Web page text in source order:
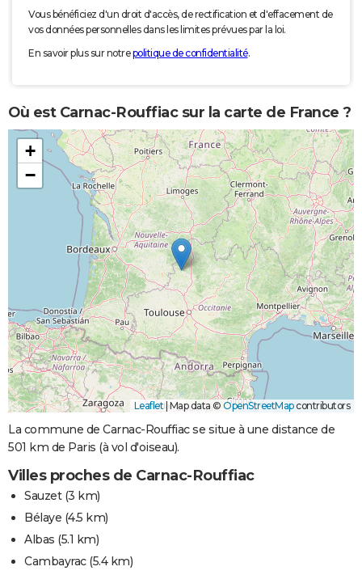
Vous bénéficiez d'un droit d'accès, de rectification et d'effacement de
vos données personnelles dans les limites prévues par la loi.
En savoir plus sur notrepolitique de confidentialité.
Où est Carnac-Rouffiac sur la carte de France ?
+
−
Leaflet |Map data © OpenStreetMapcontributors
La commune de Carnac-Rouffiac se situe à une distance de
501 km de Paris (à vol d'oiseau).
Villes proches de Carnac-Rouffiac
Sauzet(3 km)
Bélaye (4.5 km)
Albas (5.1 km)
Cambayrac(5.4 km)